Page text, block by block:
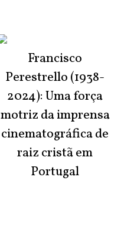
Francisco
Perestrello (1938-
2024): Uma força
motriz da imprensa
cinematográfica de
raiz cristã em
Portugal